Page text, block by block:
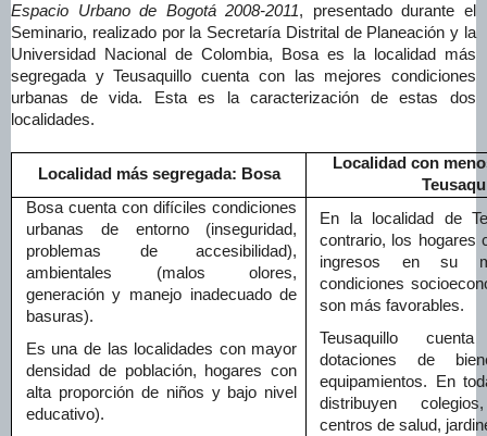
Espacio Urbano de Bogotá 2008-2011, presentado durante el
Seminario, realizado por la Secretaría Distrital de Planeación y la
Universidad Nacional de Colombia, Bosa es la localidad más
segregada y Teusaquillo cuenta con las mejores condiciones
urbanas de vida. Esta es la caracterización de estas dos
localidades.
Localidad más segregada: Bosa
Localidad con
Bosa cuenta con difíciles condiciones
urbanas de entorno (inseguridad,
problemas de accesibilidad),
ambientales (malos olores,
generación y manejo inadecuado de
basuras).
En la localidad de
contrario, los hogares
ingresos en su
condiciones
son más favorables.
Es una de las localidades con mayor
densidad de población, hogares con
alta proporción de niños y bajo nivel
educativo).
Teusaquillo
dotaciones de
equipamientos. En
distribuyen
centros de salud,